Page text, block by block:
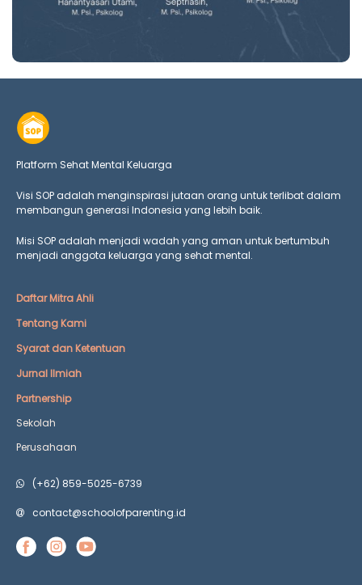
Platform Sehat Mental Keluarga
Visi SOP adalah menginspirasi jutaan orang untuk terlibat dalam
membangun generasi Indonesia yang lebih baik.
Misi SOP adalah menjadi wadah yang aman untuk bertumbuh
menjadi anggota keluarga yang sehat mental.
Daftar Mitra Ahli
Tentang Kami
Syarat dan Ketentuan
Jurnal Ilmiah
Partnership
Sekolah
Perusahaan
(+62) 859-5025-6739
contact@schoolofparenting.id